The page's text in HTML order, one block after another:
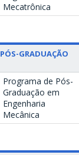
Mecatrônica
PÓS-GRADUAÇÃO
Programa de Pós-
Graduação em
Engenharia
Mecânica